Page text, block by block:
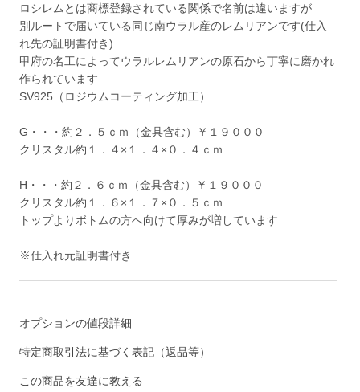
ロシレムとは商標登録されている関係で名前は違いますが
別ルートで届いている同じ南ウラル産のレムリアンです(仕入
れ先の証明書付き)
甲府の名工によってウラルレムリアンの原石から丁寧に磨かれ
作られています
SV925（ロジウムコーティング加工）
G・・・約２．５ｃｍ（金具含む）￥１９０００
クリスタル約１．４×１．４×０．４ｃｍ
H・・・約２．６ｃｍ（金具含む）￥１９０００
クリスタル約１．６×１．７×０．５ｃｍ
トップよりボトムの方へ向けて厚みが増しています
※仕入れ元証明書付き
オプションの値段詳細
特定商取引法に基づく表記（返品等）
この商品を友達に教える